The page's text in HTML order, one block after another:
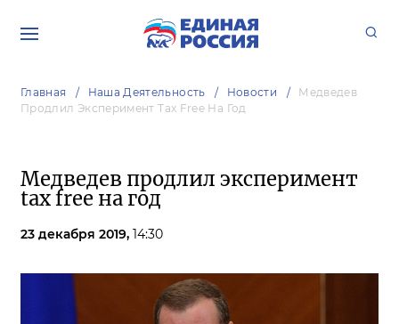
Главная Наша Деятельность Новости
Медведев
Продлил Эксперимент Tax Free На Год
Медведев продлил эксперимент
tax free на год
23 декабря 2019, 14:30